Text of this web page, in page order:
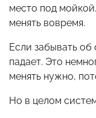
место под
менять вовремя.
Если забывать
падает. Это
менять нужно,
Но в целом